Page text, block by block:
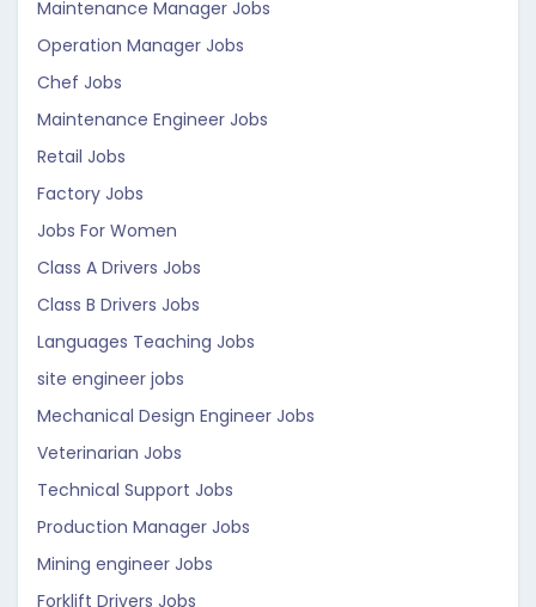
Maintenance Manager Jobs
Operation Manager Jobs
Chef Jobs
Maintenance Engineer Jobs
Retail Jobs
Factory Jobs
Jobs For Women
Class A Drivers Jobs
Class B Drivers Jobs
Languages Teaching Jobs
site engineer jobs
Mechanical Design Engineer Jobs
Veterinarian Jobs
Technical Support Jobs
Production Manager Jobs
Mining engineer Jobs
Forklift Drivers Jobs